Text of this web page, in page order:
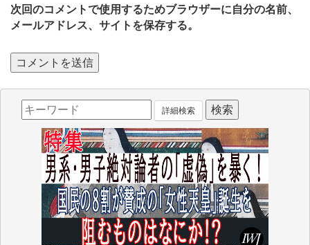
次回のコメントで使用するためブラウザーに自分の名前、
メールアドレス、サイトを保存する。
詳細検索